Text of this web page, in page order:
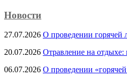
Новости
27.07.2026 О проведении горячей
20.07.2026 Отравление на отдыхе:
06.07.2026 О проведении